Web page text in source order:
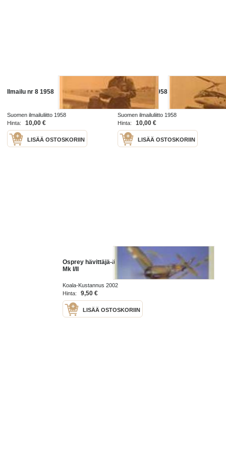
Ilmailu nr 8 1958
Suomen ilmailuliitto 1958
Hinta:
10,00 €
LISÄÄ OSTOSKORIIN
Ilmailu nr 11 1958
Suomen ilmailuliitto 1958
Hinta:
10,00 €
LISÄÄ OSTOSKORIIN
Osprey hävittäjä-ässät 8 - Spitfire
Mk I/II
Koala-Kustannus 2002
Hinta:
9,50 €
LISÄÄ OSTOSKORIIN